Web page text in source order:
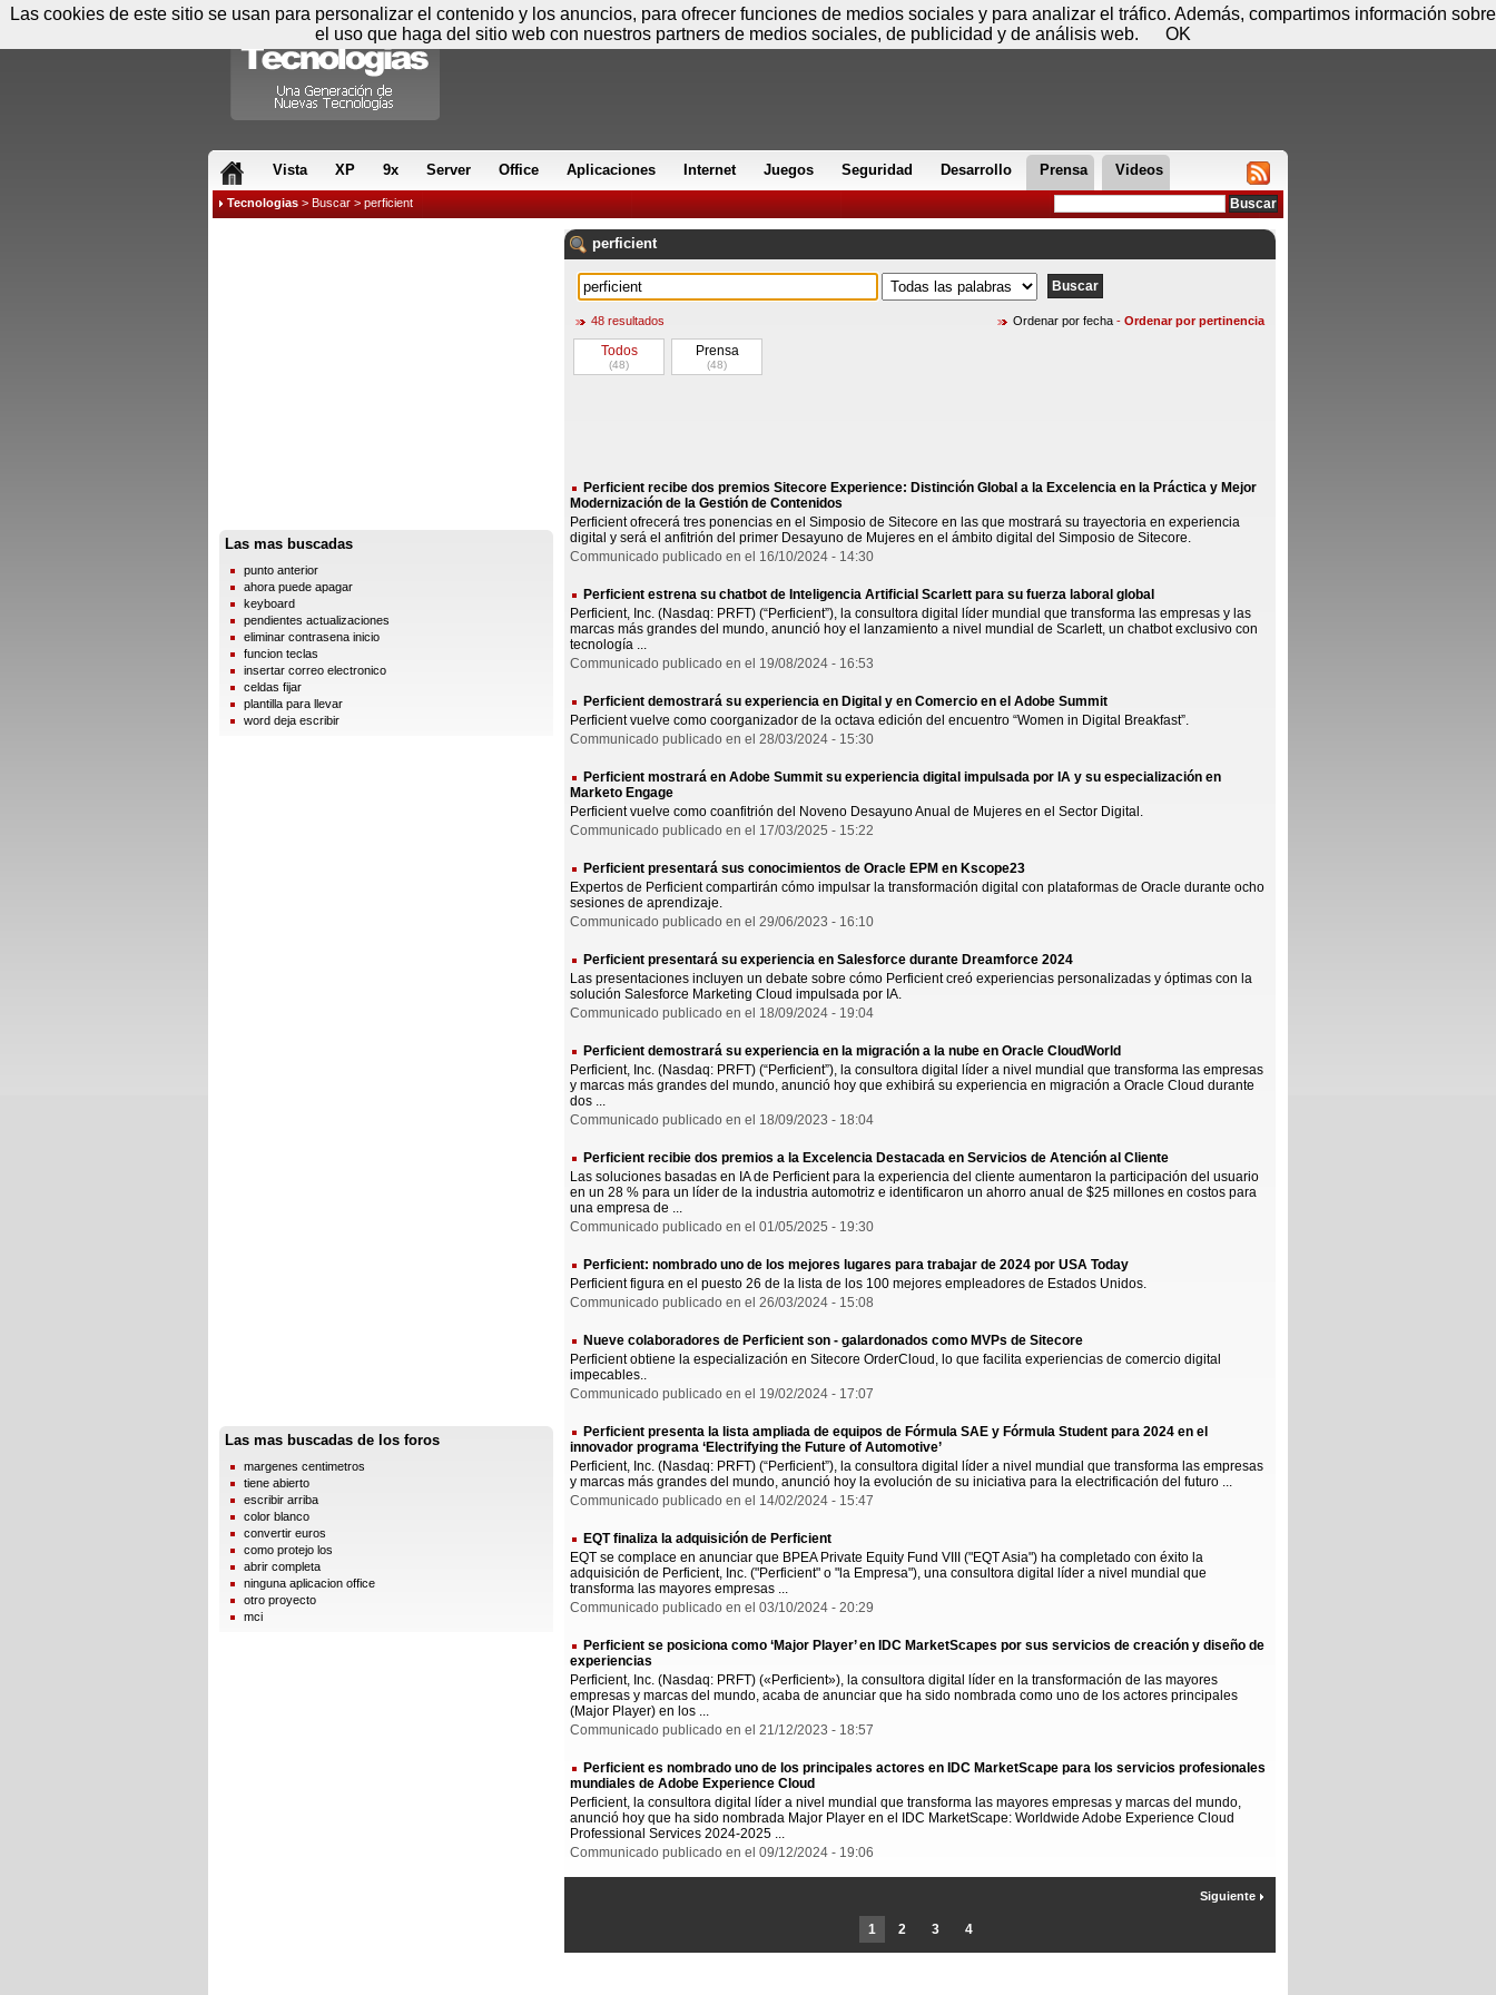
Vista XP 9x Server Office Aplicaciones Internet Juegos Seguridad Desarrollo Prensa Videos
Tecnologias > Buscar > perficient
Las mas buscadas
punto anterior
ahora puede apagar
keyboard
pendientes actualizaciones
eliminar contrasena inicio
funcion teclas
insertar correo electronico
celdas fijar
plantilla para llevar
word deja escribir
Las mas buscadas de los foros
margenes centimetros
tiene abierto
escribir arriba
color blanco
convertir euros
como protejo los
abrir completa
ninguna aplicacion office
otro proyecto
mci
perficient
48 resultados Ordenar por fecha - Ordenar por pertinencia
Todos
(48)
Prensa
(48)
Perficient recibe dos premios Sitecore Experience: Distinción Global a la Excelencia en la Práctica y Mejor
Modernización de la Gestión de Contenidos
Perficient ofrecerá tres ponencias en el Simposio de Sitecore en las que mostrará su trayectoria en experiencia
digital y será el anfitrión del primer Desayuno de Mujeres en el ámbito digital del Simposio de Sitecore.
Communicado publicado en el 16/10/2024 - 14:30
Perficient estrena su chatbot de Inteligencia Artificial Scarlett para su fuerza laboral global
Perficient, Inc. (Nasdaq: PRFT) (“Perficient”), la consultora digital líder mundial que transforma las empresas y las
marcas más grandes del mundo, anunció hoy el lanzamiento a nivel mundial de Scarlett, un chatbot exclusivo con
tecnología ...
Communicado publicado en el 19/08/2024 - 16:53
Perficient demostrará su experiencia en Digital y en Comercio en el Adobe Summit
Perficient vuelve como coorganizador de la octava edición del encuentro “Women in Digital Breakfast”.
Communicado publicado en el 28/03/2024 - 15:30
Perficient mostrará en Adobe Summit su experiencia digital impulsada por IA y su especialización en
Marketo Engage
Perficient vuelve como coanfitrión del Noveno Desayuno Anual de Mujeres en el Sector Digital.
Communicado publicado en el 17/03/2025 - 15:22
Perficient presentará sus conocimientos de Oracle EPM en Kscope23
Expertos de Perficient compartirán cómo impulsar la transformación digital con plataformas de Oracle durante ocho
sesiones de aprendizaje.
Communicado publicado en el 29/06/2023 - 16:10
Perficient presentará su experiencia en Salesforce durante Dreamforce 2024
Las presentaciones incluyen un debate sobre cómo Perficient creó experiencias personalizadas y óptimas con la
solución Salesforce Marketing Cloud impulsada por IA.
Communicado publicado en el 18/09/2024 - 19:04
Perficient demostrará su experiencia en la migración a la nube en Oracle CloudWorld
Perficient, Inc. (Nasdaq: PRFT) (“Perficient”), la consultora digital líder a nivel mundial que transforma las empresas
y marcas más grandes del mundo, anunció hoy que exhibirá su experiencia en migración a Oracle Cloud durante
dos ...
Communicado publicado en el 18/09/2023 - 18:04
Perficient recibie dos premios a la Excelencia Destacada en Servicios de Atención al Cliente
Las soluciones basadas en IA de Perficient para la experiencia del cliente aumentaron la participación del usuario
en un 28 % para un líder de la industria automotriz e identificaron un ahorro anual de $25 millones en costos para
una empresa de ...
Communicado publicado en el 01/05/2025 - 19:30
Perficient: nombrado uno de los mejores lugares para trabajar de 2024 por USA Today
Perficient figura en el puesto 26 de la lista de los 100 mejores empleadores de Estados Unidos.
Communicado publicado en el 26/03/2024 - 15:08
Nueve colaboradores de Perficient son - galardonados como MVPs de Sitecore
Perficient obtiene la especialización en Sitecore OrderCloud, lo que facilita experiencias de comercio digital
impecables..
Communicado publicado en el 19/02/2024 - 17:07
Perficient presenta la lista ampliada de equipos de Fórmula SAE y Fórmula Student para 2024 en el
innovador programa ‘Electrifying the Future of Automotive’
Perficient, Inc. (Nasdaq: PRFT) (“Perficient”), la consultora digital líder a nivel mundial que transforma las empresas
y marcas más grandes del mundo, anunció hoy la evolución de su iniciativa para la electrificación del futuro ...
Communicado publicado en el 14/02/2024 - 15:47
EQT finaliza la adquisición de Perficient
EQT se complace en anunciar que BPEA Private Equity Fund VIII ("EQT Asia") ha completado con éxito la
adquisición de Perficient, Inc. ("Perficient" o "la Empresa"), una consultora digital líder a nivel mundial que
transforma las mayores empresas ...
Communicado publicado en el 03/10/2024 - 20:29
Perficient se posiciona como ‘Major Player’ en IDC MarketScapes por sus servicios de creación y diseño de
experiencias
Perficient, Inc. (Nasdaq: PRFT) («Perficient»), la consultora digital líder en la transformación de las mayores
empresas y marcas del mundo, acaba de anunciar que ha sido nombrada como uno de los actores principales
(Major Player) en los ...
Communicado publicado en el 21/12/2023 - 18:57
Perficient es nombrado uno de los principales actores en IDC MarketScape para los servicios profesionales
mundiales de Adobe Experience Cloud
Perficient, la consultora digital líder a nivel mundial que transforma las mayores empresas y marcas del mundo,
anunció hoy que ha sido nombrada Major Player en el IDC MarketScape: Worldwide Adobe Experience Cloud
Professional Services 2024-2025 ...
Communicado publicado en el 09/12/2024 - 19:06
1 2 3 4
Siguiente
Viernes 07 de agosto - 11:39 Registrar Conectar
Las cookies de este sitio se usan para personalizar el contenido y los anuncios, para ofrecer funciones de medios sociales y para analizar el tráfico. Además, compartimos información sobre
el uso que haga del sitio web con nuestros partners de medios sociales, de publicidad y de análisis web.
OK